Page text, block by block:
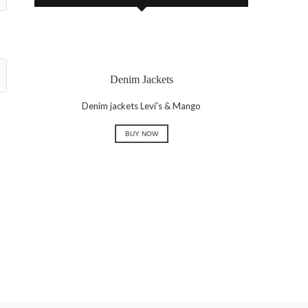
Denim Jackets
Denim jackets Levi's & Mango
BUY NOW